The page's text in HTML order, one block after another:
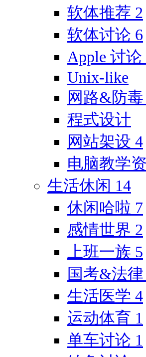
软体推荐 2
软体讨论 6
Apple 讨论
Unix-like
网路&防毒
程式设计
网站架设 4
电脑教学
生活休闲 14
休闲哈啦 7
感情世界 2
上班一族 5
国考&法律
生活医学 4
运动体育 1
单车讨论 1